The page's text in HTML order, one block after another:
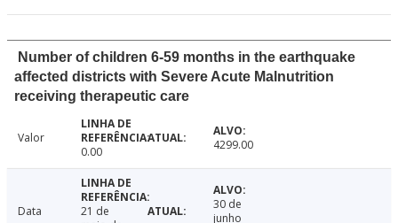
Number of children 6-59 months in the earthquake
affected districts with Severe Acute Malnutrition
receiving therapeutic care
Valor
0.00
4299.00
Data
21 de
30 de
junho